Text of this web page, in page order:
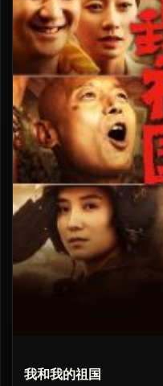
我和我的祖国